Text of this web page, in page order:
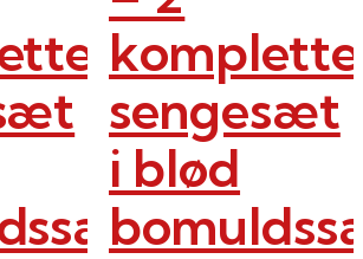
grå
komplette
sengesæt
i blød